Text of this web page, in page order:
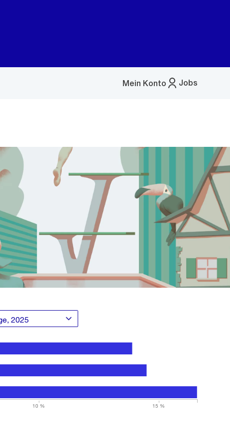
Jobs
Mein Konto
Menü
10 % 15 %